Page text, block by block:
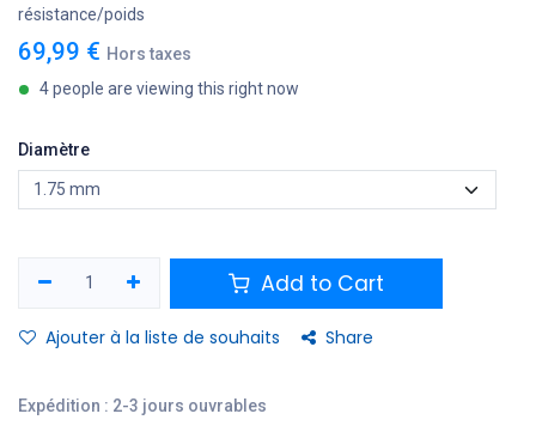
résistance/poids
69,99 € Hors taxes
4 people are viewing this right now
Diamètre
Add to Cart
Ajouter à la liste de souhaits Share
Expédition : 2-3 jours ouvrables